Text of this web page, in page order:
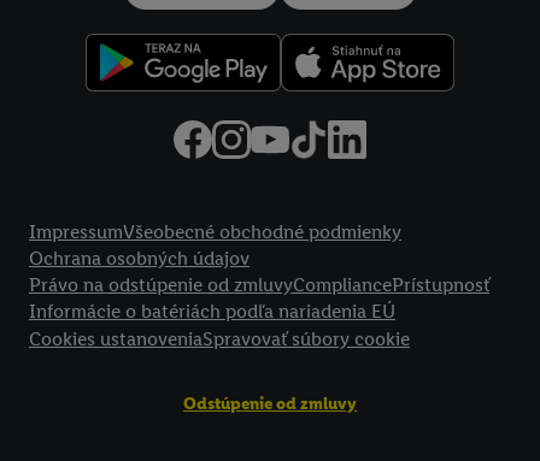
ImpressumVšeobecné obchodné podmienky
Ochrana osobných údajov
Právo na odstúpenie od zmluvyCompliancePrístupnosť
Informácie o batériách podľa nariadenia EÚ
Cookies ustanoveniaSpravovať súbory cookie
Odstúpenie od zmluvy